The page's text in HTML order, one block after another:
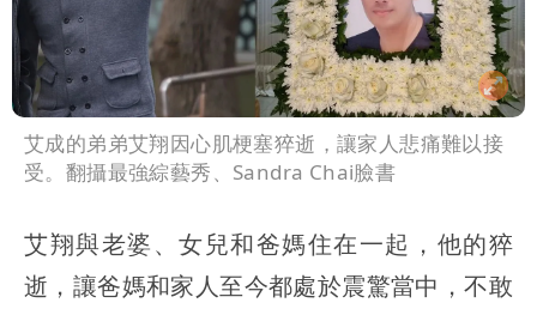
艾成的弟弟艾翔因心肌梗塞猝逝，讓家人悲痛難以接
受。翻攝最強綜藝秀、Sandra Chai臉書
艾翔與老婆、女兒和爸媽住在一起，他的猝
逝，讓爸媽和家人至今都處於震驚當中，不敢